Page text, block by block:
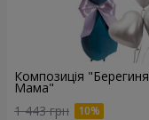
Композиція "Берегиня
Мама"
1 443 грн